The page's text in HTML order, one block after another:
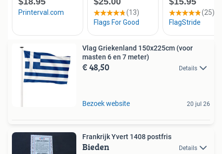
Vlag Griekenland 150x225cm (voor
masten 6 en 7 meter)
€ 48,50 Details
Bezoek website 20 jul 26
Frankrijk Yvert 1408 postfris
Bieden Details